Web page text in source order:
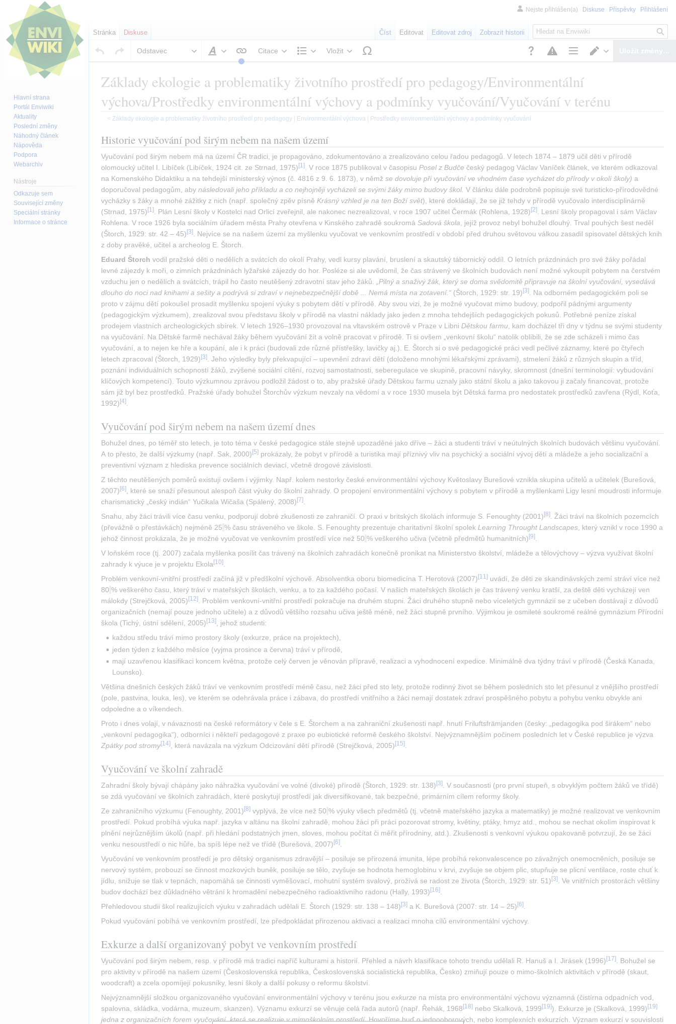
Odstavec
Styl textu
Citace
Vložit
Základy ekologie a problematiky životního prostředí pro pedagogy/Environmentální
výchova/Prostředky environmentální výchovy a podmínky vyučování/Vyučování v terénu
< Základy ekologie a problematiky životního prostředí pro pedagogy| Environmentální výchova Prostředky environmentální výchovy a podmínky vyučování
Skočit
na
navigaci
Skočit
na
vyhledávání
Historie vyučování pod širým nebem na našem území
Vyučování pod širým nebem má na území ČR tradici, je propagováno, zdokumentováno a zrealizováno celou řadou pedagogů. V letech 1874 – 1879 učil děti v přírodě
olomoucký učitel I. Libíček (Libíček, 1924 cit. ze Strnad, 1975) [1 ] . V roce 1875 publikoval v časopisu Posel z Budče český pedagog Václav Vaníček článek, ve kterém odkazoval
na Komenského Didaktiku a na tehdejší ministerský výnos (č. 4816 z 9. 6. 1873), v němž se dovoluje při vyučování ve vhodném čase vycházet do přírody v okolí školy) a
doporučoval pedagogům, aby následovali jeho příkladu a co nejhojněji vycházeli se svými žáky mimo budovy škol. V článku dále podrobně popisuje své turisticko-přírodovědné
vycházky s žáky a mnohé zážitky z nich (např. společný zpěv písně Krásný vzhled je na ten Boží svět), které dokládají, že se již tehdy v přírodě vyučovalo interdisciplinárně
(Strnad, 1975) [1 ] . Plán Lesní školy v Kostelci nad Orlicí zveřejnil, ale nakonec nezrealizoval, v roce 1907 učitel Čermák (Rohlena, 1928) [2]
. Lesní školy propagoval i sám Václav
Rohlena. V roce 1926 byla sociálním úřadem města Prahy otevřena v Kinského zahradě soukromá Sadová škola , jejíž provoz nebyl bohužel dlouhý. Trval pouhých šest neděl
(Štorch, 1929: str. 42 – 45) [3]
. Nejvíce se na našem území za myšlenku vyučovat ve venkovním prostředí v období před druhou světovou válkou zasadil spisovatel dětských knih
z doby pravěké, učitel a archeolog E. Štorch.
Eduard Štorch vodil pražské děti o nedělích a svátcích do okolí Prahy, vedl kursy plavání, bruslení a skautský tábornický oddíl. O letních prázdninách pro své žáky pořádal
levné zájezdy k moři, o zimních prázdninách lyžařské zájezdy do hor. Posléze si ale uvědomil, že čas strávený ve školních budovách není možné vykoupit pobytem na čerstvém
vzduchu jen o nedělích a svátcích, trápil ho často neutěšený zdravotní stav jeho žáků.
„Pilný a snaživý žák, který se doma svědomitě připravuje na školní vyučování, vysedává
dlouho do noci nad knihami a sešity a podrývá si zdraví v nejnebezpečnější době ... Nemá místa na zotavení.“ (Štorch, 1929: str. 19) [3]
. Na odborném pedagogickém poli se
proto v zájmu dětí pokoušel prosadit myšlenku spojení výuky s pobytem dětí v přírodě. Aby svou vizi, že je možné vyučovat mimo budovy, podpořil pádnými argumenty
(pedagogickým výzkumem), zrealizoval svou představu školy v přírodě na vlastní náklady jako jeden z mnoha tehdejších pedagogických pokusů. Potřebné peníze získal
prodejem vlastních archeologických sbírek. V letech 1926–1930 provozoval na vltavském ostrově v Praze v Libni Dětskou farmu , kam docházel tři dny v týdnu se svými studenty
na vyučování. Na Dětské farmě nechával žáky během vyučování žít a volně pracovat v přírodě. Ti si ovšem „venkovní školu“ natolik oblíbili, že se zde scházeli i mimo čas
vyučování, a to nejen ke hře a koupání, ale i k práci (budovali zde různé přístřešky, lavičky aj.). E. Štorch si o své pedagogické práci vedl pečlivé záznamy, které po čtyřech
letech zpracoval (Štorch, 1929) [3]
. Jeho výsledky byly překvapující – upevnění zdraví dětí (doloženo mnohými lékařskými zprávami), stmelení žáků z různých skupin a tříd,
poznání individuálních schopností žáků, zvýšené sociální cítění, rozvoj samostatnosti, seberegulace ve skupině, pracovní návyky, skromnost (dnešní terminologií: vybudování
klíčových kompetencí). Touto výzkumnou zprávou podložil žádost o to, aby pražské úřady Dětskou farmu uznaly jako státní školu a jako takovou ji začaly financovat, protože
sám již byl bez prostředků. Pražské úřady bohužel Štorchův výzkum nevzaly na vědomí a v roce 1930 musela být Dětská farma pro nedostatek prostředků zavřena (Rýdl, Koťa,
1992) [4]
Vyučování pod širým nebem na našem území dnes
Bohužel dnes, po téměř sto letech, je toto téma v české pedagogice stále stejně upozaděné jako dříve – žáci a studenti tráví v neútulných školních budovách většinu vyučování.
A to přesto, že další výzkumy (např. Sak, 2000) [5] prokázaly, že pobyt v přírodě a turistika mají příznivý vliv na psychický a sociální vývoj dětí a mládeže a jeho socializační a
preventivní význam z hlediska prevence sociálních deviací, včetně drogové závislosti.
Z těchto neutěšených poměrů existují ovšem i výjimky. Např. kolem nestorky české environmentální výchovy Květoslavy Burešové vznikla skupina učitelů a učitelek (Burešová,
2007) [6]
, které se snaží přesunout alespoň část výuky do školní zahrady. O propojení environmentální výchovy s pobytem v přírodě a myšlenkami Ligy lesní moudrosti informuje
charismatický „český indián“ Yučikala Wičaša (Spálený, 2008) [7]
Snahu, aby žáci trávili více času venku, podporují dobré zkušenosti ze zahraničí. O praxi v britských školách informuje S. Fenoughty (2001) [8]
. Žáci tráví na školních pozemcích
(převážně o přestávkách) nejméně 25 % času stráveného ve škole. S. Fenoughty prezentuje charitativní školní spolek Learning Throught Landscapes , který vznikl v roce 1990 a
jehož činnost prokázala, že je možné vyučovat ve venkovním prostředí více než 50 % veškerého učiva (včetně předmětů humanitních) [9]
V loňském roce (tj. 2007) začala myšlenka posílit čas trávený na školních zahradách konečně pronikat na Ministerstvo školství, mládeže a tělovýchovy – výzva využívat školní
zahrady k výuce je v projektu Ekola [10]
Problém venkovní-vnitřní prostředí začíná již v předškolní výchově. Absolventka oboru biomedicína T. Herotová (2007) [11 ] uvádí, že děti ze skandinávských zemí stráví více než
80 % veškerého času, který tráví v mateřských školách, venku, a to za každého počasí. V našich mateřských školách je čas trávený venku kratší, za deště děti vycházejí ven
málokdy (Strejčková, 2005) [12]
. Problém venkovní-vnitřní prostředí pokračuje na druhém stupni. Žáci druhého stupně nebo víceletých gymnázií se z učeben dostávají z důvodů
organizačních (nemají pouze jednoho učitele) a z důvodů většího rozsahu učiva ještě méně, než žáci stupně prvního. Výjimkou je osmileté soukromé reálné gymnázium Přírodní
škola (Tichý, ústní sdělení, 2005) [13]
, jehož studenti:
každou středu tráví mimo prostory školy (exkurze, práce na projektech),
jeden týden z každého měsíce (vyjma prosince a června) tráví v přírodě,
mají uzavřenou klasifikaci koncem května, protože celý červen je věnován přípravě, realizaci a vyhodnocení expedice. Minimálně dva týdny tráví v přírodě (Česká Kanada,
Lounsko).
Většina dnešních českých žáků tráví ve venkovním prostředí méně času, než žáci před sto lety, protože rodinný život se během posledních sto let přesunul z vnějšího prostředí
(pole, pastvina, louka, les), ve kterém se odehrávala práce i zábava, do prostředí vnitřního a žáci nemají dostatek zdraví prospěšného pobytu a pohybu venku obvykle ani
odpoledne a o víkendech.
Proto i dnes volají, v návaznosti na české reformátory v čele s E. Štorchem a na zahraniční zkušenosti např. hnutí Friluftsfrämjanden (česky: „pedagogika pod širákem“ nebo
Zpátky pod stromy[14] , která navázala na výzkum Odcizování dětí přírodě (Strejčková, 2005)[15]
Vyučování ve školní zahradě
Zahradní školy bývají chápány jako náhražka vyučování ve volné (divoké) přírodě (Štorch, 1929: str. 138)[3]
. V současnosti (pro první stupeň, s obvyklým počtem žáků ve třídě)
se zdá vyučování ve školních zahradách, které poskytují prostředí jak diversifikované, tak bezpečné, primárním cílem reformy školy.
Ze zahraničního výzkumu (Fenoughty, 2001)[8] vyplývá, že více než 50 % výuky všech předmětů (tj. včetně mateřského jazyka a matematiky) je možné realizovat ve venkovním
prostředí. Pokud probíhá výuka např. jazyka v altánu na školní zahradě, mohou žáci při práci pozorovat stromy, květiny, ptáky, hmyz atd., mohou se nechat okolím inspirovat k
plnění nejrůznějším úkolů (např. při hledání podstatných jmen, sloves, mohou počítat či měřit přírodniny, atd.). Zkušenosti s venkovní výukou opakovaně potvrzují, že se žáci
venku nesoustředí o nic hůře, ba spíš lépe než ve třídě (Burešová, 2007)[6]
Vyučování ve venkovním prostředí je pro dětský organismus zdravější – posiluje se přirozená imunita, lépe probíhá rekonvalescence po závažných onemocněních, posiluje se
nervový systém, probouzí se činnost mozkových buněk, posiluje se tělo, zvyšuje se hodnota hemoglobinu v krvi, zvyšuje se objem plic, stupňuje se plicní ventilace, roste chuť k
jídlu, snižuje se tlak v tepnách, napomáhá se činnosti vyměšovací, mohutní systém svalový, prožívá se radost ze života (Štorch, 1929: str. 51)[3]
. Ve vnitřních prostorách většiny
budov dochází bez důkladného větrání k hromadění nebezpečného radioaktivního radonu (Hally, 1993)[16]
Přehledovou studii škol realizujících výuku v zahradách udělali E. Štorch (1929: str. 138 – 148)[3] a K. Burešová (2007: str. 14 – 25)[6]
Pokud vyučování pobíhá ve venkovním prostředí, lze předpokládat přirozenou aktivaci a realizaci mnoha cílů environmentální výchovy.
Exkurze a další organizovaný pobyt ve venkovním prostředí
Vyučování pod širým nebem, resp. v přírodě má tradici napříč kulturami a historií. Přehled a návrh klasifikace tohoto trendu udělali R. Hanuš a I. Jirásek (1996)[17]
. Bohužel se
pro aktivity v přírodě na našem území (Československá republika, Československá socialistická republika, Česko) zmiňují pouze o mimo-školních aktivitách v přírodě (skaut,
woodcraft) a zcela opomíjejí pokusníky, lesní školy a další pokusy o reformu školství.
Nejvýznamnější složkou organizovaného vyučování environmentální výchovy v terénu jsou exkurze na místa pro environmentální výchovu významná (čistírna odpadních vod,
spalovna, skládka, vodárna, muzeum, skanzen). Významu exkurzí se věnuje celá řada autorů (např. Řehák, 1968[18] nebo Skalková, 1999[19]). Exkurze je (Skalková, 1999)[19]
jedna z organizačních forem vyučování, která se realizuje v mimoškolním prostředí. Hovoříme buď o jednooborových, nebo komplexních exkurzích. Význam exkurzí v souvislosti
Nejste přihlášen(a) Diskuse Příspěvky Přihlášení
Stránka Diskuse Číst Editovat Editovat zdroj Zobrazit historii
H
l
e
n
í
Hlavní strana
Portál Enviwiki
Aktuality
Poslední změny
Náhodný článek
Nápověda
Podpora
Webarchiv
Nástroje
Odkazuje sem
Související změny
Speciální stránky
Informace o stránce